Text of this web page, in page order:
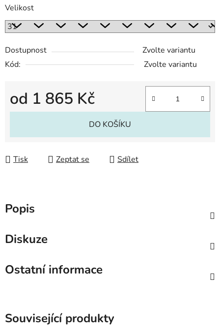
Velikost
Dostupnost
Zvolte variantu
Kód:
Zvolte variantu
od 1 865 Kč
Měrná cena:
DO KOŠÍKU
Tisk Zeptat se Sdílet
Popis
Diskuze
Ostatní informace
Související produkty